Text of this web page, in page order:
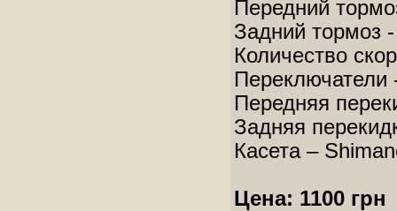
Передний
Задний тормоз
Количество
Переключатели
Передняя
Задняя
Касета –
Цена: 1100 грн